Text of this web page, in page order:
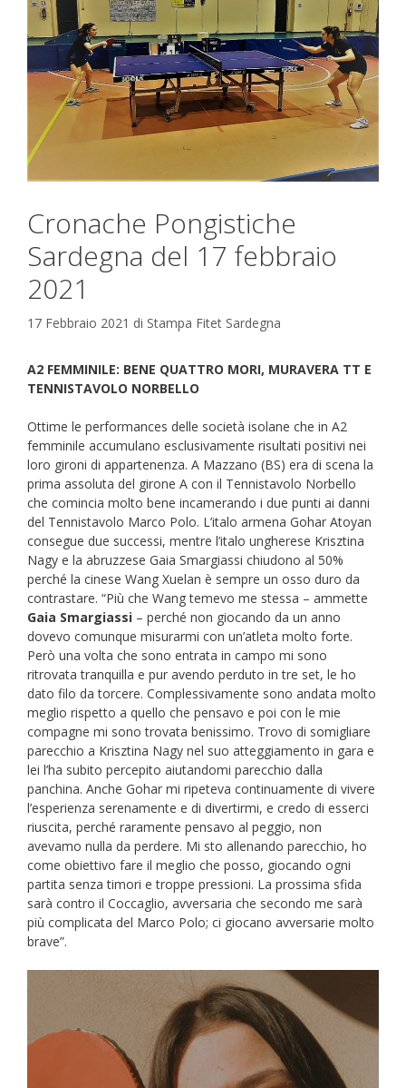
Cronache Pongistiche
Sardegna del 17 febbraio
2021
17 Febbraio 2021 di Stampa Fitet Sardegna
A2 FEMMINILE: BENE QUATTRO MORI, MURAVERA TT E
TENNISTAVOLO NORBELLO
Ottime le performances delle società isolane che in A2
femminile accumulano esclusivamente risultati positivi nei
loro gironi di appartenenza. A Mazzano (BS) era di scena la
prima assoluta del girone A con il Tennistavolo Norbello
che comincia molto bene incamerando i due punti ai danni
del Tennistavolo Marco Polo. L’italo armena Gohar Atoyan
consegue due successi, mentre l’italo ungherese Krisztina
Nagy e la abruzzese Gaia Smargiassi chiudono al 50%
perché la cinese Wang Xuelan è sempre un osso duro da
contrastare. “Più che Wang temevo me stessa – ammette
Gaia Smargiassi – perché non giocando da un anno
dovevo comunque misurarmi con un’atleta molto forte.
Però una volta che sono entrata in campo mi sono
ritrovata tranquilla e pur avendo perduto in tre set, le ho
dato filo da torcere. Complessivamente sono andata molto
meglio rispetto a quello che pensavo e poi con le mie
compagne mi sono trovata benissimo. Trovo di somigliare
parecchio a Krisztina Nagy nel suo atteggiamento in gara e
lei l’ha subito percepito aiutandomi parecchio dalla
panchina. Anche Gohar mi ripeteva continuamente di vivere
l’esperienza serenamente e di divertirmi, e credo di esserci
riuscita, perché raramente pensavo al peggio, non
avevamo nulla da perdere. Mi sto allenando parecchio, ho
come obiettivo fare il meglio che posso, giocando ogni
partita senza timori e troppe pressioni. La prossima sfida
sarà contro il Coccaglio, avversaria che secondo me sarà
più complicata del Marco Polo; ci giocano avversarie molto
brave”.